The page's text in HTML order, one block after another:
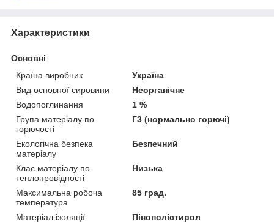
Характеристики
Основні
Країна виробник
Україна
Вид основної сировини
Неорганічне
Водопоглинання
1 %
Група матеріалу по
горючості
Г3 (нормально горючі)
Екологічна безпека
матеріалу
Безпечний
Клас матеріалу по
теплопровідності
Низька
Максимальна робоча
температура
85 град.
Матеріал ізоляції
Пінополістирол